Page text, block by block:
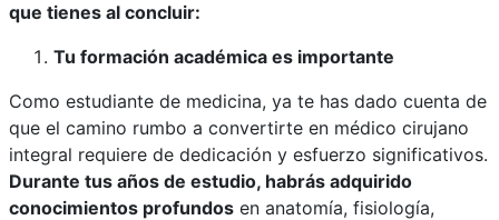
que tienes al concluir:
Tu formación académica es importante
Como estudiante de medicina, ya te has dado cuenta de
que el camino rumbo a convertirte en médico cirujano
integral requiere de dedicación y esfuerzo significativos.
Durante tus años de estudio, habrás adquirido
conocimientos profundos en anatomía, fisiología,